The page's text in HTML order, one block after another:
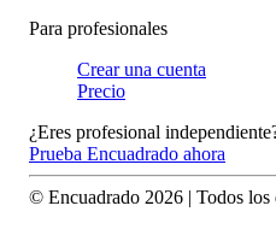
Para profesionales
Crear una cuenta
Precio
¿Eres profesional
Prueba Encuadrado ahora
© Encuadrado 2026 | Todos los